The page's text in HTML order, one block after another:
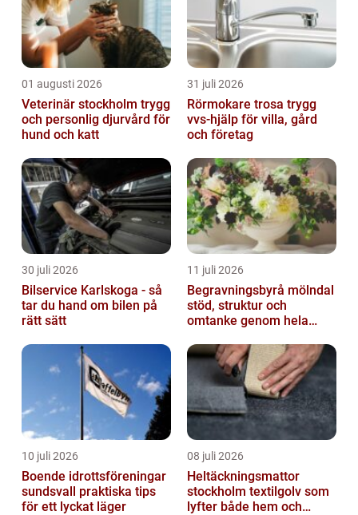
01 augusti 2026
Veterinär stockholm trygg
och personlig djurvård för
hund och katt
31 juli 2026
Rörmokare trosa trygg
vvs-hjälp för villa, gård
och företag
30 juli 2026
Bilservice Karlskoga - så
tar du hand om bilen på
rätt sätt
11 juli 2026
Begravningsbyrå mölndal
stöd, struktur och
omtanke genom hela
10 juli 2026
Boende idrottsföreningar
sundsvall praktiska tips
för ett lyckat läger
08 juli 2026
Heltäckningsmattor
stockholm textilgolv som
lyfter både hem och